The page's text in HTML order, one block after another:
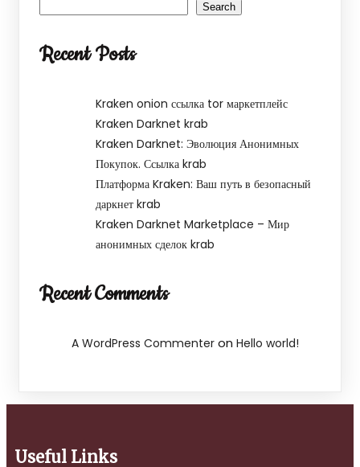
Search
Recent Posts
Kraken onion ссылка tor маркетплейс
Kraken Darknet krab
Kraken Darknet: Эволюция Анонимных
Покупок. Ссылка krab
Платформа Kraken: Ваш путь в безопасный
даркнет krab
Kraken Darknet Marketplace – Мир
анонимных сделок krab
Recent Comments
A WordPress Commenter on Hello world!
Useful Links